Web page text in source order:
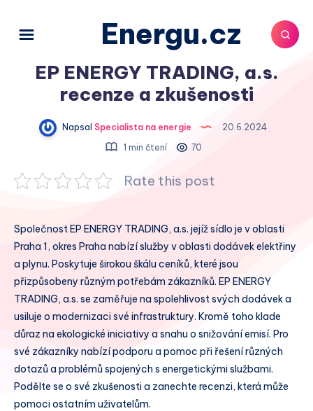
Energu.cz
EP ENERGY TRADING, a.s.
recenze a zkušenosti
Napsal Specialista na energie
20.6.2024
1 min čtení
70
Rate this post
Společnost EP ENERGY TRADING, a.s. jejíž sídlo je v oblasti
Praha 1, okres Praha nabízí služby v oblasti dodávek elektřiny
a plynu. Poskytuje širokou škálu ceníků, které jsou
přizpůsobeny různým potřebám zákazníků. EP ENERGY
TRADING, a.s. se zaměřuje na spolehlivost svých dodávek a
usiluje o modernizaci své infrastruktury. Kromě toho klade
důraz na ekologické iniciativy a snahu o snižování emisí. Pro
své zákazníky nabízí podporu a pomoc při řešení různých
dotazů a problémů spojených s energetickými službami.
Podělte se o své zkušenosti a zanechte recenzi, která může
pomoci ostatním uživatelům.